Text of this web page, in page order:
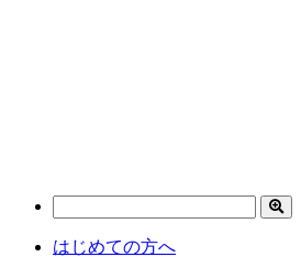
はじめての方へ